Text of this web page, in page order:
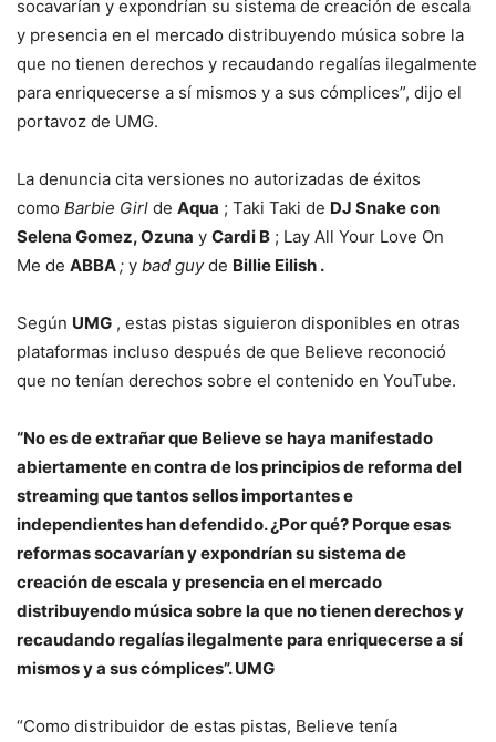
socavarían y expondrían su sistema de creación de escala
y presencia en el mercado distribuyendo música sobre la
que no tienen derechos y recaudando regalías ilegalmente
para enriquecerse a sí mismos y a sus cómplices”, dijo el
portavoz de UMG.
La denuncia cita versiones no autorizadas de éxitos
como Barbie Girl de Aqua ; Taki Taki de DJ Snake con
Selena Gomez, Ozuna y Cardi B ; Lay All Your Love On
Me de ABBA ; y bad guyde Billie Eilish .
Según UMG , estas pistas siguieron disponibles en otras
plataformas incluso después de que Believe reconoció
que no tenían derechos sobre el contenido en YouTube.
“No es de extrañar que Believe se haya manifestado
abiertamente en contra de los principios de reforma del
streaming que tantos sellos importantes e
independientes han defendido. ¿Por qué? Porque esas
reformas socavarían y expondrían su sistema de
creación de escala y presencia en el mercado
distribuyendo música sobre la que no tienen derechos y
recaudando regalías ilegalmente para enriquecerse a sí
mismos y a sus cómplices”. UMG
“Como distribuidor de estas pistas, Believe tenía